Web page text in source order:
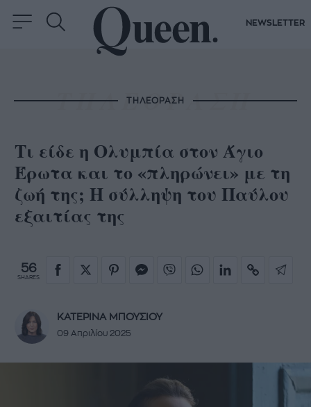
NEWSLETTER
ΤΗΛΕΟΡΑΣΗ
Τι είδε η Ολυμπία στον Άγιο
Έρωτα και το «πληρώνει» με τη
ζωή της; Η σύλληψη του Παύλου
εξαιτίας της
56
SHARES
ΚΑΤΕΡΙΝΑ ΜΠΟΥΣΙΟΥ
09 Απριλίου 2025